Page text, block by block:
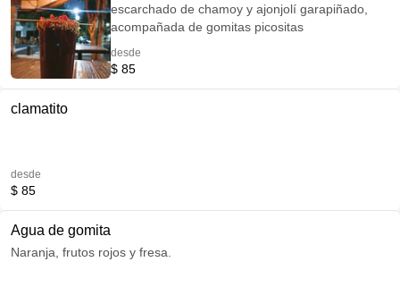
escarchado de chamoy y ajonjolí garapiñado,
acompañada de gomitas picositas
desde
$ 85
clamatito
desde
$ 85
Agua de gomita
Naranja, frutos rojos y fresa.